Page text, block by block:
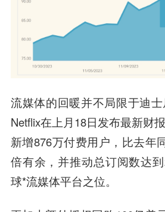
流媒体的回暖并不局限于迪
Netflix在上月18日发布最新财
新增876万付费用户，比去年
倍有余，并推动总订阅数达
球*流媒体平台之位。